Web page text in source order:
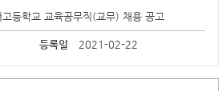
등학교 교육공무직(교무) 채용 공고
등록일 2021-02-22